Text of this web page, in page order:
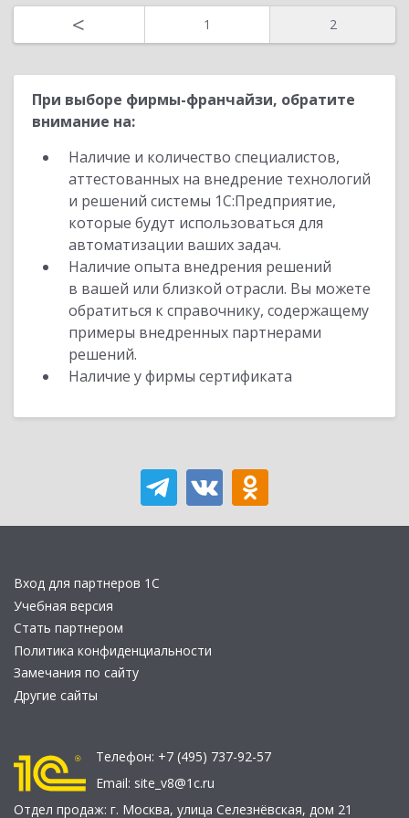
< 1 2
При выборе фирмы-франчайзи, обратите
внимание на:
Наличие и количество специалистов,
аттестованных на внедрение технологий
и решений системы 1С:Предприятие,
которые будут использоваться для
автоматизации ваших задач.
Наличие опыта внедрения решений
в вашей или близкой отрасли. Вы можете
обратиться к справочнику, содержащему
примеры внедренных партнерами
решений.
Наличие у фирмы сертификата
Вход для партнеров 1С
Учебная версия
Стать партнером
Политика конфиденциальности
Замечания по сайту
Другие сайты
Телефон: +7 (495) 737-92-57
Email: site_v8@1c.ru
Отдел продаж: г. Москва, улица Селезнёвская, дом 21